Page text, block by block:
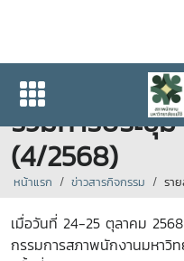
สภาพนักงาน
ร่วมการประชุ
(4/2568)
หน้าแรก ข่าวสารกิจกรรม รา
เมื่อวันที่ 24-25 ตุลาคม
กรรมการสภาพนักงานมหาวิท